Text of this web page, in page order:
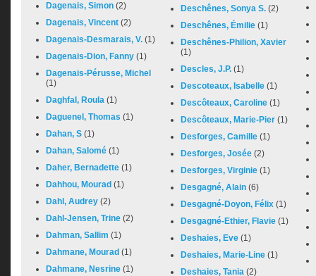
Dagenais, Simon (2)
Dagenais, Vincent (2)
Dagenais-Desmarais, V. (1)
Dagenais-Dion, Fanny (1)
Dagenais-Pérusse, Michel
(1)
Daghfal, Roula (1)
Daguenel, Thomas (1)
Dahan, S (1)
Dahan, Salomé (1)
Daher, Bernadette (1)
Dahhou, Mourad (1)
Dahl, Audrey (2)
Dahl-Jensen, Trine (2)
Dahman, Sallim (1)
Dahmane, Mourad (1)
Dahmane, Nesrine (1)
Deschênes, Sonya S. (2)
Deschênes, Émilie (1)
Deschênes-Philion, Xavier
(1)
Descles, J.P. (1)
Descoteaux, Isabelle (1)
Descôteaux, Caroline (1)
Descôteaux, Marie-Pier (1)
Desforges, Camille (1)
Desforges, Josée (2)
Desforges, Virginie (1)
Desgagné, Alain (6)
Desgagné-Doyon, Félix (1)
Desgagné-Ethier, Flavie (1)
Deshaies, Eve (1)
Deshaies, Marie-Line (1)
Deshaies, Tania (2)